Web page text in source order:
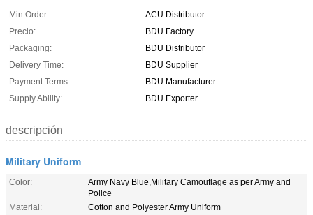
Min Order:
ACU Distributor
Precio:
BDU Factory
Packaging:
BDU Distributor
Delivery Time:
BDU Supplier
Payment Terms:
BDU Manufacturer
Supply Ability:
BDU Exporter
descripción
Military Uniform
Color:
Army Navy Blue,Military Camouflage as per Army and
Police
Material:
Cotton and Polyester Army Uniform